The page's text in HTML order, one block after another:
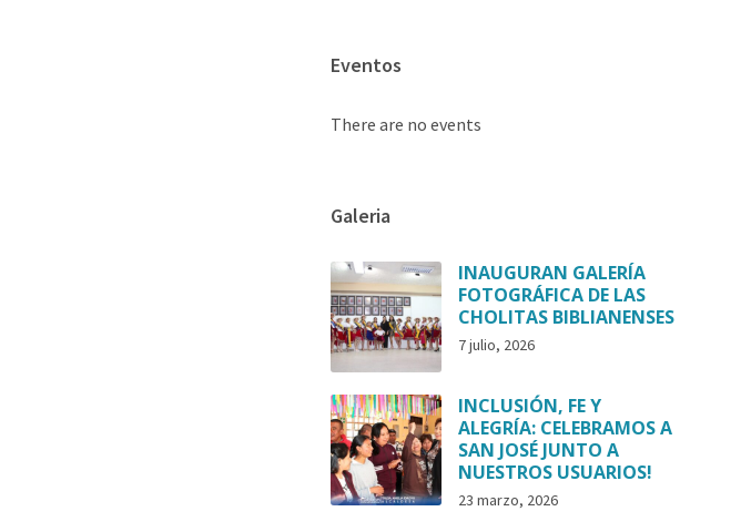
Eventos
There are no events
Galeria
INAUGURAN GALERÍA
FOTOGRÁFICA DE LAS
CHOLITAS BIBLIANENSES
7 julio, 2026
INCLUSIÓN, FE Y
ALEGRÍA: CELEBRAMOS A
SAN JOSÉ JUNTO A
NUESTROS USUARIOS!
23 marzo, 2026